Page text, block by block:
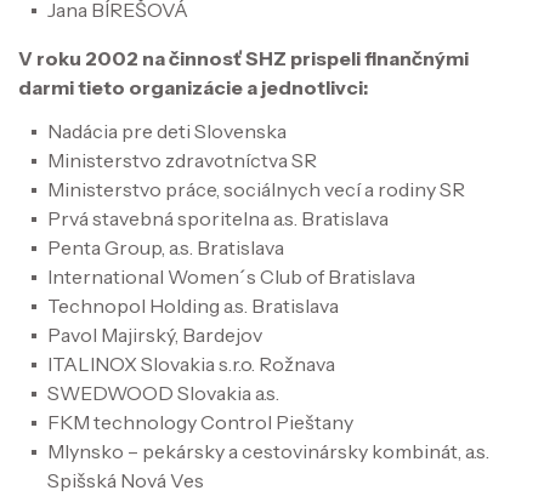
Jana BÍREŠOVÁ
V roku 2002 na činnosť SHZ prispeli finančnými
darmi tieto organizácie a jednotlivci:
Nadácia pre deti Slovenska
Ministerstvo zdravotníctva SR
Ministerstvo práce, sociálnych vecí a rodiny SR
Prvá stavebná sporitelna a.s. Bratislava
Penta Group, a.s. Bratislava
International Women´s Club of Bratislava
Technopol Holding a.s. Bratislava
Pavol Majirský, Bardejov
ITALINOX Slovakia s.r.o. Rožnava
SWEDWOOD Slovakia a.s.
FKM technology Control Pieštany
Mlynsko – pekársky a cestovinársky kombinát, a.s.
Spišská Nová Ves